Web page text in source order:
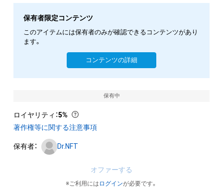
保有者限定コンテンツ
このアイテムには保有者のみが確認できるコンテンツがあり
ます。
コンテンツの詳細
保有中
ロイヤリティ ：5%
著作権等に関する注意事項
保有者： Dr.NFT
オファーする
※ご利用には ログインが必要です。